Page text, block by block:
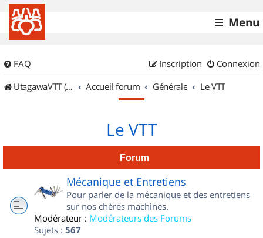
Menu
FAQ Connexion
Inscription
UtagawaVTT (Randos VTT et VTTAE avec traces GPS)
Accueil forum Générale Le VTT
Le VTT
Forum
Mécanique et Entretiens
Pour parler de la mécanique et des entretiens
sur nos chères machines.
Modérateur : Modérateurs des Forums
Sujets : 567